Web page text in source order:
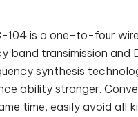
104 is a one-to-four
band transimission
synthesis
ability stronger.
time, easily avoid all